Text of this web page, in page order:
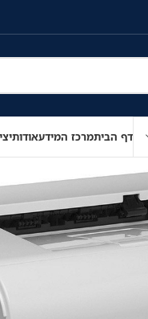
דף הביתמרכז המידעאודות